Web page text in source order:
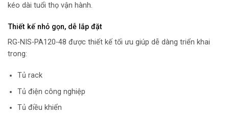
kéo dài tuổi thọ vận hành.
Thiết kế nhỏ gọn, dễ lắp đặt
RG-NIS-PA120-48 được thiết kế tối ưu giúp dễ dàng triển khai
trong:
Tủ rack
Tủ điện công nghiệp
Tủ điều khiển